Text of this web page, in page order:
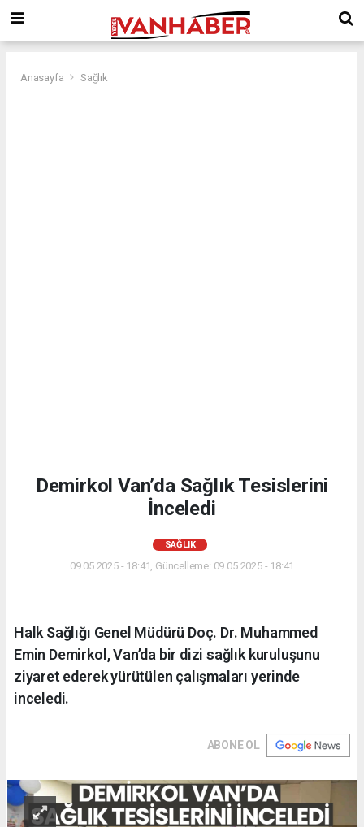
Anasayfa Sağlık
Demirkol Van’da Sağlık Tesislerini
İnceledi
SAĞLIK
09.05.2025 - 18:41, Güncelleme: 09.05.2025 - 18:41
Halk Sağlığı Genel Müdürü Doç. Dr. Muhammed
Emin Demirkol, Van’da bir dizi sağlık kuruluşunu
ziyaret ederek yürütülen çalışmaları yerinde
inceledi.
ABONE OL